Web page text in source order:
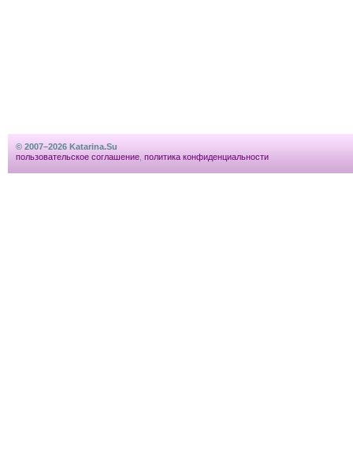
© 2007–2026 Katarina.Su
пользовательское соглашение политика конфиденциальности